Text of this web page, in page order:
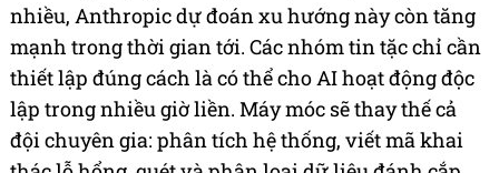
nhiều, Anthropic dự đoán xu hướng này còn tăng
mạnh trong thời gian tới. Các nhóm tin tặc chỉ cần
thiết lập đúng cách là có thể cho AI hoạt động độc
lập trong nhiều giờ liền. Máy móc sẽ thay thế cả
đội chuyên gia: phân tích hệ thống, viết mã khai